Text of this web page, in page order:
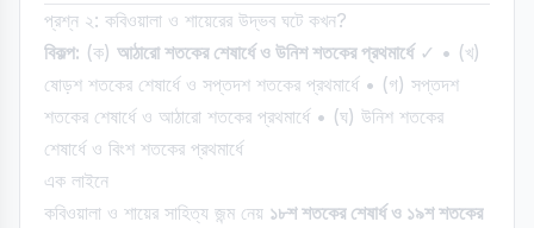
প্রশ্ন ২: কবিওয়ালা ও শায়েরের উদ্ভব ঘটে কখন?
বিকল্প: (ক) আঠারো শতকের শেষার্ধে ও উনিশ শতকের প্রথমার্ধে✓ • (খ)
ষোড়শ শতকের শেষার্ধে ও সপ্তদশ শতকের প্রথমার্ধে • (গ) সপ্তদশ
শতকের শেষার্ধে ও আঠারো শতকের প্রথমার্ধে • (ঘ) উনিশ শতকের
শেষার্ধে ও বিংশ শতকের প্রথমার্ধে
এক লাইনে
কবিওয়ালা ও শায়ের সাহিত্য জন্ম নেয় ১৮শ শতকের শেষার্ধ ও ১৯শ শতকের